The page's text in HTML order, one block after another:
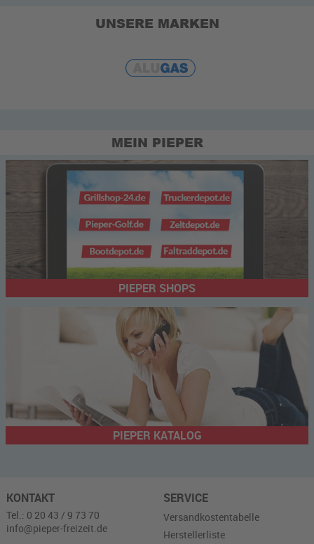
UNSERE MARKEN
MEIN PIEPER
PIEPER SHOPS
PIEPER KATALOG
KONTAKT
Tel.: 0 20 43 / 9 73 70
info@pieper-freizeit.de
SERVICE
Versandkostentabelle
Herstellerliste